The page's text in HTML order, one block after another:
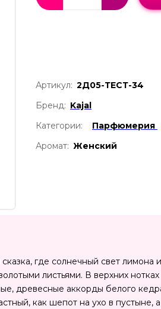
Артикул: 2Д05-ТЕСТ-34
Бренд: Kajal
Категории:
Парфюмерия
Аромат: Женский
где солнечный свет лимона
листьями. В верхних
древесные аккорды белого
как шепот на ухо в пустыне,